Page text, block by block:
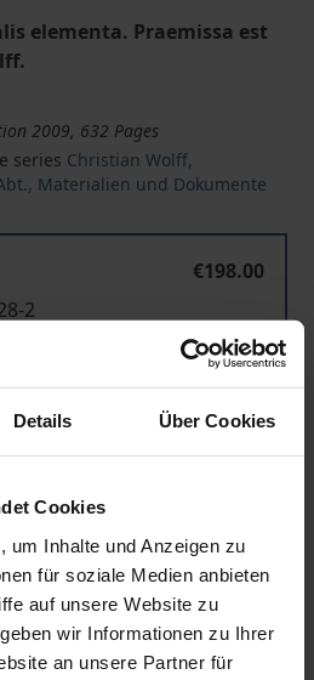
Details Über Cookies
Cookies
um Inhalte und Anzeigen zu
für soziale Medien anbieten
auf unsere Website zu
wir Informationen zu Ihrer
an unsere Partner für
elementa. Praemissa est
2009, 632 Pages
series Christian Wolff,
Materialien und Dokumente
€198.00
2
on the delivery address, VAT